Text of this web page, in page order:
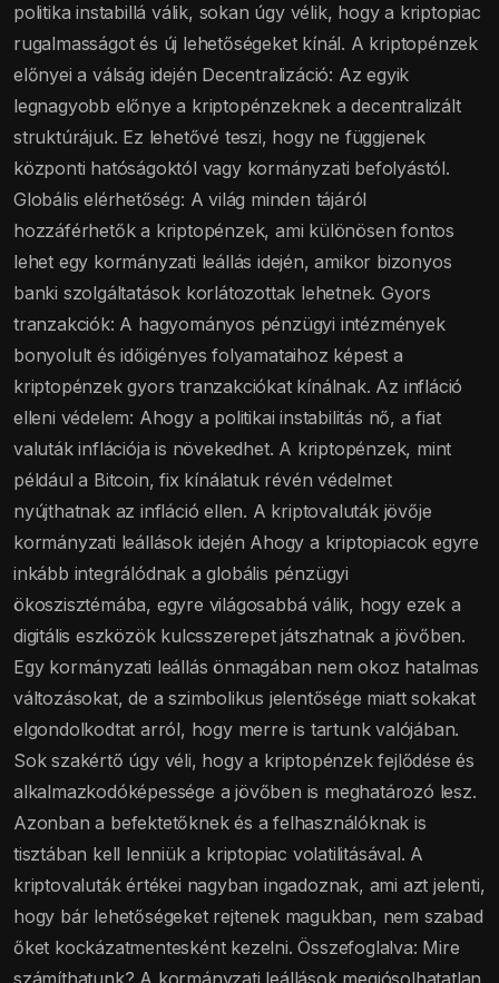
politika instabillá válik, sokan úgy vélik, hogy a kriptopiac
rugalmasságot és új lehetőségeket kínál. A kriptopénzek
előnyei a válság idején Decentralizáció: Az egyik
legnagyobb előnye a kriptopénzeknek a decentralizált
struktúrájuk. Ez lehetővé teszi, hogy ne függjenek
központi hatóságoktól vagy kormányzati befolyástól.
Globális elérhetőség: A világ minden tájáról
hozzáférhetők a kriptopénzek, ami különösen fontos
lehet egy kormányzati leállás idején, amikor bizonyos
banki szolgáltatások korlátozottak lehetnek. Gyors
tranzakciók: A hagyományos pénzügyi intézmények
bonyolult és időigényes folyamataihoz képest a
kriptopénzek gyors tranzakciókat kínálnak. Az infláció
elleni védelem: Ahogy a politikai instabilitás nő, a fiat
valuták inflációja is növekedhet. A kriptopénzek, mint
például a Bitcoin, fix kínálatuk révén védelmet
nyújthatnak az infláció ellen. A kriptovaluták jövője
kormányzati leállások idején Ahogy a kriptopiacok egyre
inkább integrálódnak a globális pénzügyi
ökoszisztémába, egyre világosabbá válik, hogy ezek a
digitális eszközök kulcsszerepet játszhatnak a jövőben.
Egy kormányzati leállás önmagában nem okoz hatalmas
változásokat, de a szimbolikus jelentősége miatt sokakat
elgondolkodtat arról, hogy merre is tartunk valójában.
Sok szakértő úgy véli, hogy a kriptopénzek fejlődése és
alkalmazkodóképessége a jövőben is meghatározó lesz.
Azonban a befektetőknek és a felhasználóknak is
tisztában kell lenniük a kriptopiac volatilitásával. A
kriptovaluták értékei nagyban ingadoznak, ami azt jelenti,
hogy bár lehetőségeket rejtenek magukban, nem szabad
őket kockázatmentesként kezelni. Összefoglalva: Mire